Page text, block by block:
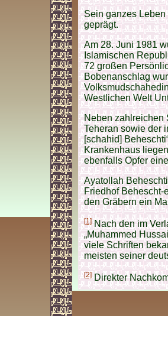
Sein ganzes
geprägt.
Am 28. Juni 1981
Islamischen
72 großen
Bobenanschlag
Westlichen Welt
Neben zahlreichen
Teheran sowie der
[schahid]
Krankenhaus
ebenfalls Opfer
Ayatollah
Friedhof Behescht-
den Gräbern ein
[1]Nach den im
„Muhammed
viele Schriften
meisten seiner
[2]Direkter